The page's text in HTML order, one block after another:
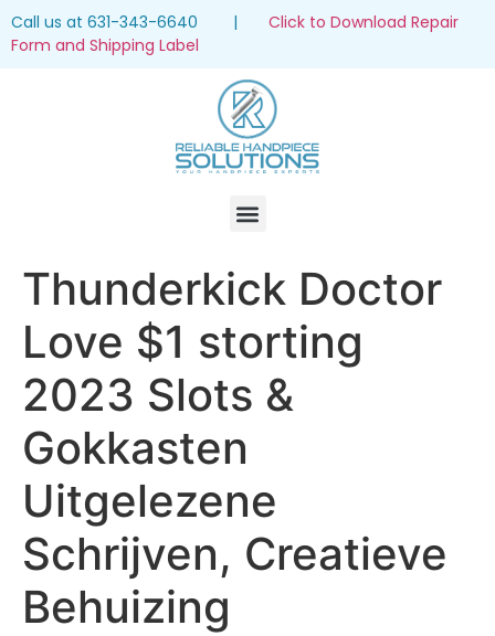
Call us at 631-343-6640 | Click to Download Repair
Form and Shipping Label
Thunderkick Doctor
Love $1 storting
2023 Slots &
Gokkasten
Uitgelezene
Schrijven, Creatieve
Behuizing